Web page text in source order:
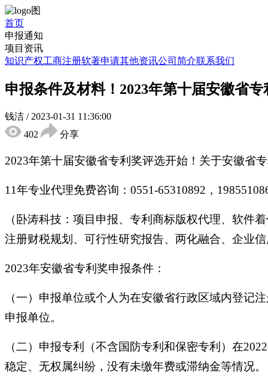
首页
申报通知
项目资讯
知识产权工商注册软著申请其他资讯公司简介联系我们
申报条件及材料！2023年第十届安徽省
钱洁 / 2023-01-31 11:36:00
402
分享
2023年第十届安徽省专利奖评选开始！关于安徽省
11年专业代理免费咨询：0551-65310892，
（卧涛科技：项目申报、专利商标版权代理、软件
注册财税规划、可行性研究报告、两化融合、企业
2023年安徽省专利奖申报条件：
（一）申报单位或个人为在安徽省行政区域内登记
申报单位。
（二）申报专利（不含国防专利和保密专利）在
稳定、无权属纠纷，没有未缴年费或滞纳金等情况。